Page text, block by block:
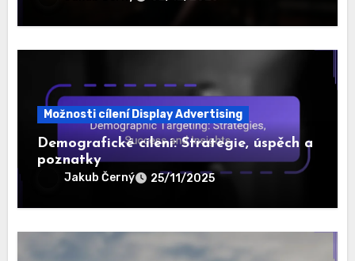
Related Post
Možnosti cílení Display Advertising
Retargeting: Konverze, Zapojení